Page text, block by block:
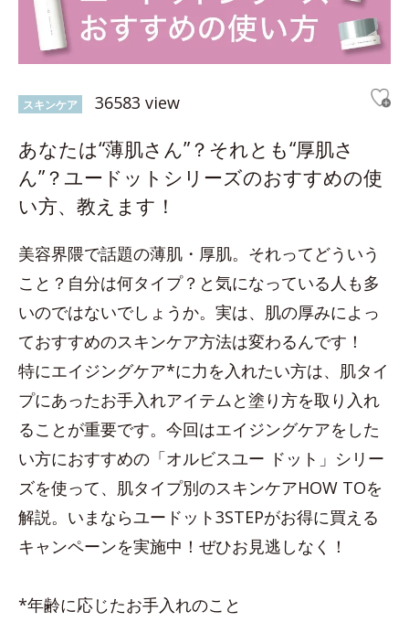
スキンケア 36583 view
あなたは“薄肌さん”？それとも“厚肌さ
ん”？ユードットシリーズのおすすめの使
い方、教えます！
美容界隈で話題の薄肌・厚肌。それってどういう
こと？自分は何タイプ？と気になっている人も多
いのではないでしょうか。実は、肌の厚みによっ
ておすすめのスキンケア方法は変わるんです！
特にエイジングケア*に力を入れたい方は、肌タイ
プにあったお手入れアイテムと塗り方を取り入れ
ることが重要です。今回はエイジングケアをした
い方におすすめの「オルビスユー ドット」シリー
ズを使って、肌タイプ別のスキンケアHOW TOを
解説。いまならユードット3STEPがお得に買える
キャンペーンを実施中！ぜひお見逃しなく！
*年齢に応じたお手入れのこと